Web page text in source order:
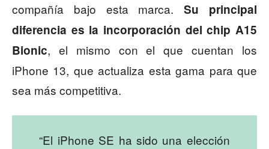
compañía bajo esta marca.Su principal
diferencia es la incorporación del chip A15
Bionic, el mismo con el que cuentan los
iPhone 13, que actualiza esta gama para que
sea más competitiva.
“El iPhone SE ha sido una elección